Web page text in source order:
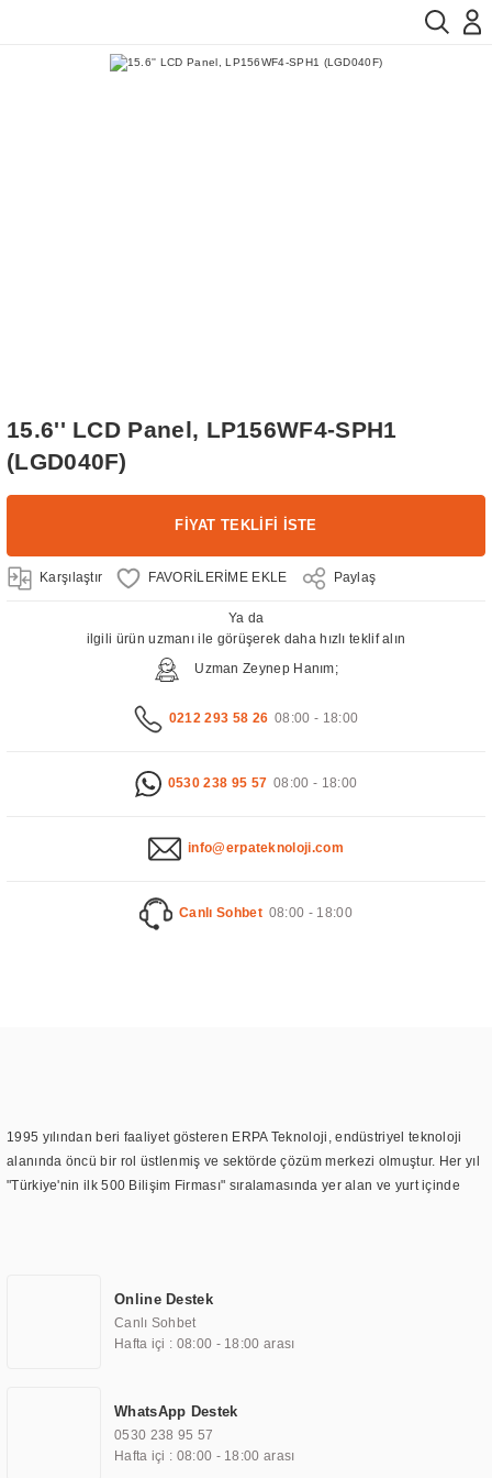
15.6'' LCD Panel, LP156WF4-SPH1
(LGD040F)
FİYAT TEKLİFİ İSTE
Karşılaştır Paylaş
Ya da
ilgili ürün uzmanı ile görüşerek daha hızlı teklif alın
Uzman Zeynep Hanım;
0212 293 58 26 08:00 - 18:00
0530 238 95 57 08:00 - 18:00
info@erpateknoloji.com
Canlı Sohbet 08:00 - 18:00
1995 yılından beri faaliyet gösteren ERPA Teknoloji, endüstriyel teknoloji
alanında öncü bir rol üstlenmiş ve sektörde çözüm merkezi olmuştur. Her yıl
"Türkiye'nin ilk 500 Bilişim Firması" sıralamasında yer alan ve yurt içinde
TOCHI markası altında kendi ürettiği ürünlerde kullanmıştır. Günümüzde
TOCHI; videowall, digital signage, kiosk, totem, akıllı durak ekranı, araç içi
ekran, asansör ekranı, digital menüboard, marin ekran, medikal ekran,
ekranları, endüstriyel ekranlar, kapı önü bilgi ekranları, panel PC,
endüstriyel Panel PC, mini PC, endüstriyel mini PC ve akıllı bina sistemleri
gibi çözümleri 4.5" ile 110” boyutları arasında üretebilirken, ayrıca standart
Online Destek
Canlı Sohbet
Hafta içi : 08:00 - 18:00 arası
WhatsApp Destek
0530 238 95 57
Hafta içi : 08:00 - 18:00 arası